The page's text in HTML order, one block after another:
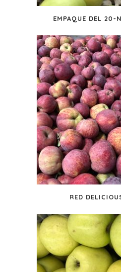
EMPAQUE DEL 20-
RED